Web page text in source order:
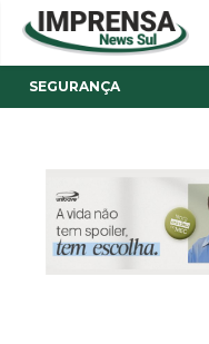
SEGURANÇA